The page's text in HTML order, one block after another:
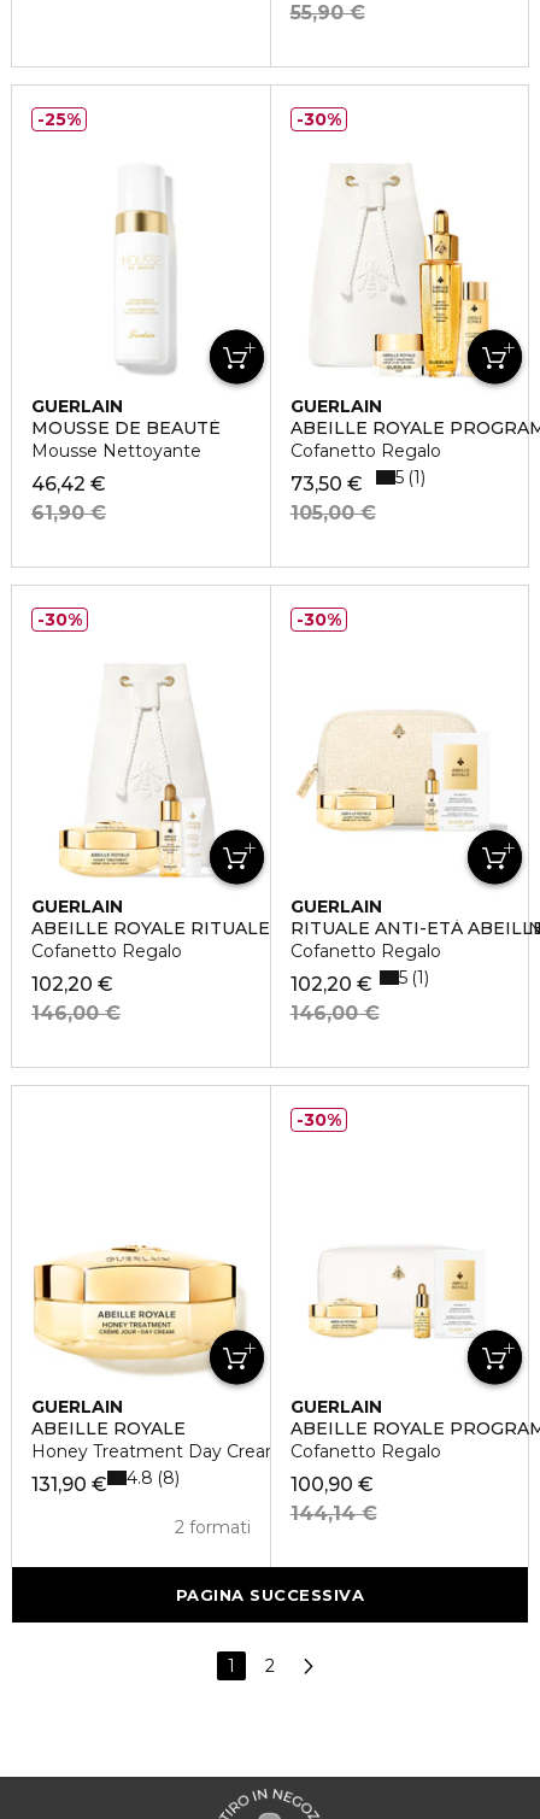
55,90 €
GUERLAIN
MOUSSE DE BEAUTÉ
Mousse Nettoyante
46,42 €
61,90 €
25%
GUERLAIN
ABEILLE ROYALE
Cofanetto Regalo
73,50 €
105,00 €
5 1
30%
GUERLAIN
ABEILLE ROYALE RITUALE ANTI-ETÀ RÉPARATION
Cofanetto Regalo
102,20 €
146,00 €
30%
GUERLAIN
RITUALE ANTI-ETÀ
Cofanetto Regalo
102,20 €
146,00 €
5 1
30%
GUERLAIN
ABEILLE ROYALE
Honey Treatment Day Cream
131,90 €
2 formati
4.8 8
GUERLAIN
ABEILLE ROYALE
Cofanetto Regalo
100,90 €
144,14 €
30%
PAGINA SUCCESSIVA
1 2